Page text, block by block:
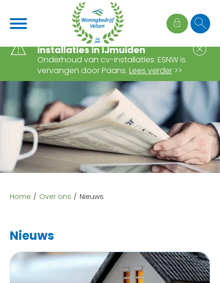
Naar hoofdinhoud
Naar hoofdnavigatiemenu
Naar zoeken
Naar de homepage
Ga naar Hoofd
Wijziging onderhoud cv-
installaties in IJmuiden
Onderhoud van cv-installaties: ESNW is
vervangen door Paans. Lees verder >>
Home Over ons Nieuws
Nieuws